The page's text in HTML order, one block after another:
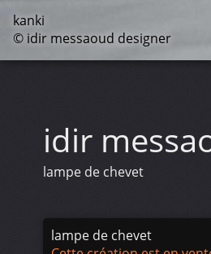
kanki
© idir messaoud designer
idir
lampe de chevet
lampe de chevet